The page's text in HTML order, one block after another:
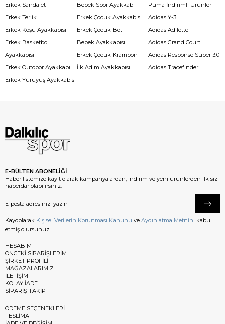
Erkek Sandalet
Erkek Terlik
Erkek Koşu Ayakkabısı
Erkek Basketbol
Ayakkabısı
Erkek Outdoor Ayakkabı
Erkek Yürüyüş Ayakkabısı
Bebek Spor Ayakkabı
Erkek Çocuk Ayakkabısı
Erkek Çocuk Bot
Bebek Ayakkabısı
Erkek Çocuk Krampon
İlk Adım Ayakkabısı
Puma İndirimli Ürünler
Adidas Y-3
Adidas Adilette
Adidas Grand Court
Adidas Response Super 3.0
Adidas Tracefinder
E-BÜLTEN ABONELİĞİ
Haber listemize kayıt olarak kampanyalardan, indirim ve yeni ürünlerden ilk siz
haberdar olabilirsiniz.
Kaydolarak Kişisel Verilerin Korunması Kanunu ve Aydınlatma Metnini kabul
etmiş olursunuz.
HESABIM
ÖNCEKİ SİPARİŞLERİM
ŞİRKET PROFİLİ
MAĞAZALARIMIZ
İLETİŞİM
KOLAY İADE
SİPARİŞ TAKİP
ÖDEME SEÇENEKLERİ
TESLİMAT